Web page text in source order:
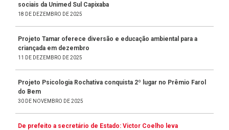
sociais da Unimed Sul Capixaba
18 DE DEZEMBRO DE 2025
Projeto Tamar oferece diversão e educação ambiental para a
criançada em dezembro
11 DE DEZEMBRO DE 2025
Projeto Psicologia Rochativa conquista 2º lugar no Prêmio Farol
do Bem
30 DE NOVEMBRO DE 2025
De prefeito a secretário de Estado: Victor Coelho leva